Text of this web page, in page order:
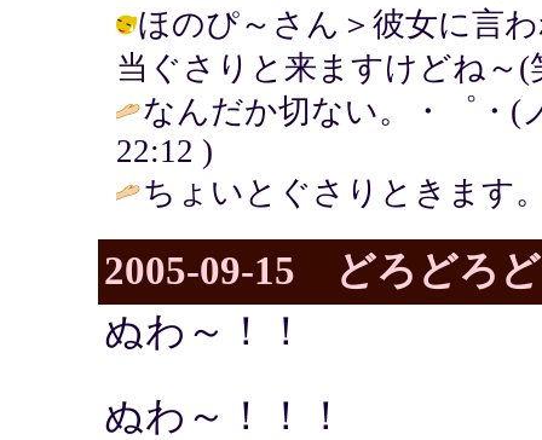
ほのぴ～さん＞彼女に言
当ぐさりと来ますけどね～(
なんだか切ない。・゜・(
22:12 )
ちょいとぐさりときます
2005-09-15 どろどろ
ぬわ～！！
ぬわ～！！！